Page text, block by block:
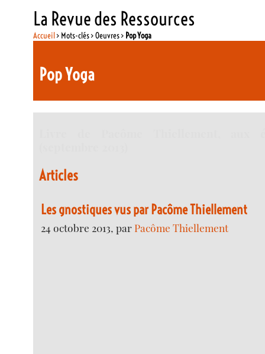
La Revue des Ressources
Accueil> Mots-clés > Oeuvres > Pop Yoga
Pop Yoga
Articles
Les gnostiques vus par Pacôme Thiellement
24 octobre 2013, par Pacôme Thiellement